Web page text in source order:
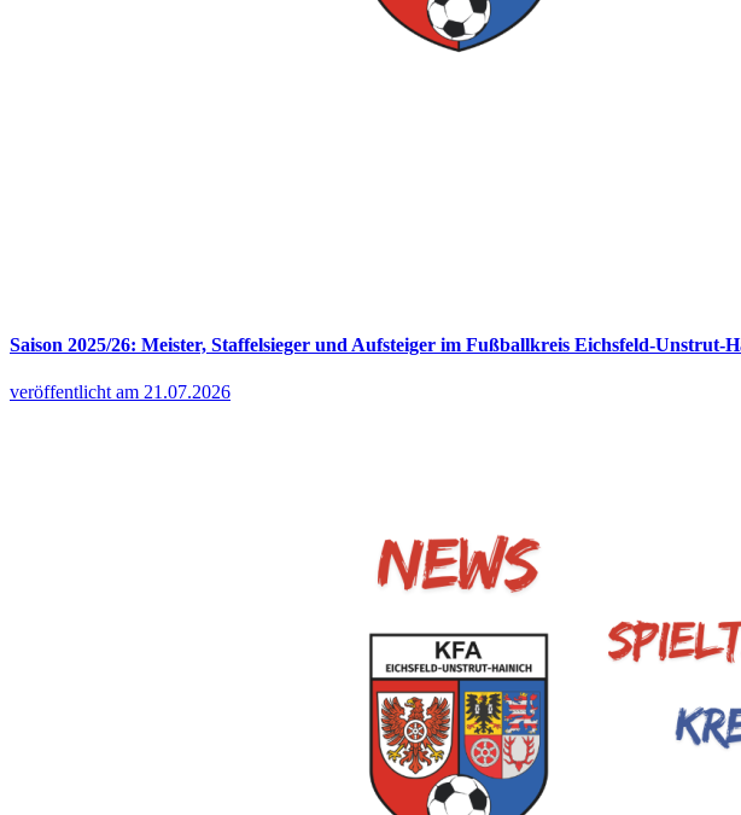
Saison 2025/26: Meister, Staffelsieger und Aufsteiger im Fußballkreis Eichsfeld-Unstrut-
veröffentlicht am 21.07.2026